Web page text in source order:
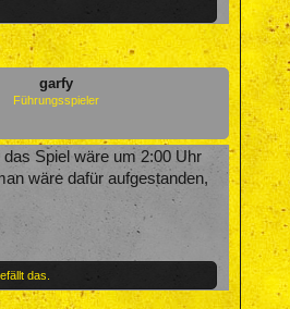
garfy
Führungsspieler
das Spiel wäre um 2:00 Uhr
wäre dafür aufgestanden,
das.